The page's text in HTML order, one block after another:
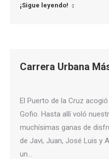
¡Sigue leyendo!
Carrera Urbana
El Puerto de la Cruz
Gofio. Hasta allí voló
muchísimas ganas de
de Javi, Juan, José Luis y
un…